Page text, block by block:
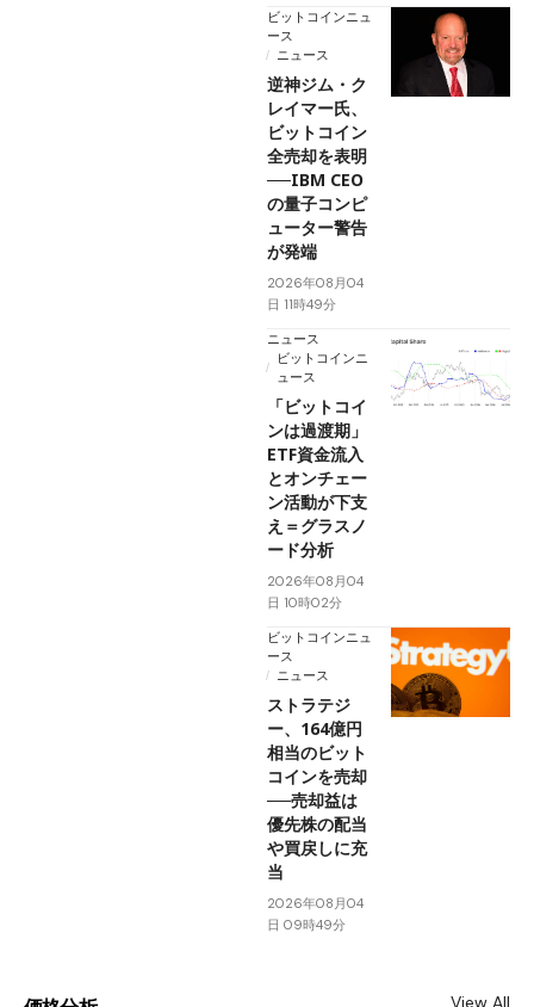
ビットコインニュ
ース
ニュース
逆神ジム・ク
レイマー氏、
ビットコイン
全売却を表明
──IBM CEO
の量子コンピ
ューター警告
が発端
2026年08月04
日 11時49分
ニュース
ビットコインニ
ュース
「ビットコイ
ンは過渡期」
ETF資金流入
とオンチェー
ン活動が下支
え＝グラスノ
ード分析
2026年08月04
日 10時02分
ビットコインニュ
ース
ニュース
ストラテジ
ー、164億円
相当のビット
コインを売却
──売却益は
優先株の配当
や買戻しに充
当
2026年08月04
日 09時49分
View All